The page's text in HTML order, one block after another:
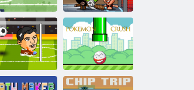
Sneaker -ul capete nft
Jocul se va lasa
Grigg
Puppet Fotbal
Fighters